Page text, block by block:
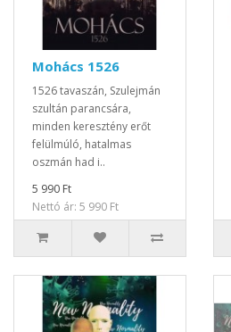
Mohács 1526
1526 tavaszán, Szulejmán
szultán parancsára,
minden keresztény erőt
felülmúló, hatalmas
oszmán had i..
5 990 Ft
Nettó ár: 5 990 Ft